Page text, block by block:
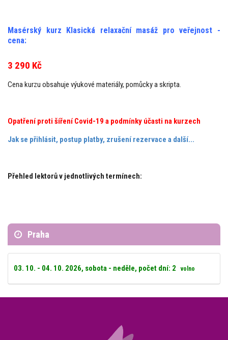
Masérský kurz Klasická relaxační masáž pro veřejnost -
cena:
3 290 Kč
Cena kurzu obsahuje výukové materiály, pomůcky a skripta.
Opatření proti šíření Covid-19 a podmínky účasti na kurzech
Jak se přihlásit, postup platby, zrušení rezervace a další...
Přehled lektorů v jednotlivých termínech:
Praha
03. 10. - 04. 10. 2026, sobota - neděle, počet dní: 2 volno